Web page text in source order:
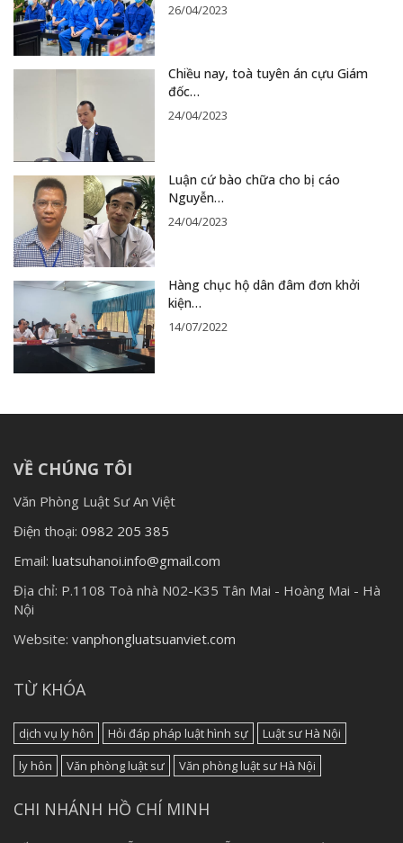
26/04/2023
Chiều nay, toà tuyên án cựu Giám
đốc…
24/04/2023
Luận cứ bào chữa cho bị cáo
Nguyễn…
24/04/2023
Hàng chục hộ dân đâm đơn khởi
kiện…
14/07/2022
VỀ CHÚNG TÔI
Văn Phòng Luật Sư An Việt
Điện thoại: 0982 205 385
Email: luatsuhanoi.info@gmail.com
Địa chỉ: P.1108 Toà nhà N02-K35 Tân Mai - Hoàng Mai - Hà
Nội
Website: vanphongluatsuanviet.com
TỪ KHÓA
dịch vụ ly hôn Hỏi đáp pháp luật hình sự
Luật sư Hà Nội
ly hôn
Văn phòng luật sư Văn phòng luật sư Hà Nội
CHI NHÁNH HỒ CHÍ MINH